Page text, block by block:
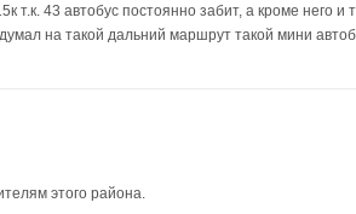
т.к. 43 автобус постоянно забит, а кроме него и
на такой дальний маршрут такой мини
этого района.